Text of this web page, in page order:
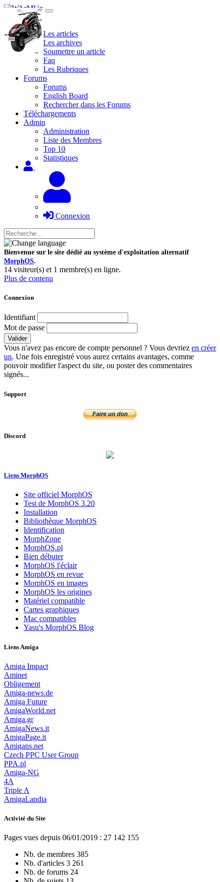
Site
Les articles
Les archives
Soumettre un article
Faq
Les Rubriques
Forums
Forums
English Board
Rechercher dans les Forums
Téléchargements
Admin
Administration
Liste des Membres
Top 10
Statistiques
Connexion
Bienvenue sur le site dédié au système d'exploitation alternatif
MorphOS.
14 visiteur(s) et 1 membre(s) en ligne.
Plus de contenu
Connexion
Identifiant
Mot de passe
Valider
Vous n'avez pas encore de compte personnel ? Vous devriez en créer
un. Une fois enregistré vous aurez certains avantages, comme
pouvoir modifier l'aspect du site, ou poster des commentaires
signés...
Support
Discord
Liens MorphOS
Site officiel MorphOS
Test de MorphOS 3.20
Installation
Bibliothèque MorphOS
Identification
MorphZone
MorphOS.pl
Bien débuter
MorphOS l'éclair
MorphOS en revue
MorphOS en images
MorphOS les origines
Matériel compatible
Cartes graphiques
Mac compatibles
Yasu's MorphOS Blog
Liens Amiga
Amiga Impact
Aminet
Obligement
Amiga-news.de
Amiga Future
AmigaWorld.net
Amiga.gr
AmigaNews.it
AmigaPage.it
Amigans.net
Czech PPC User Group
PPA.pl
Amiga-NG
4A
Triple A
AmigaLandia
Activité du Site
Pages vues depuis 06/01/2019 : 27 142 155
Nb. de membres 385
Nb. d'articles 3 261
Nb. de forums 24